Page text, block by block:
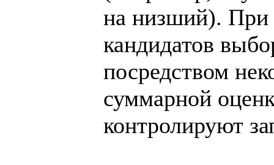
на низший). При
кандидатов
посредством
суммарной
контролируют